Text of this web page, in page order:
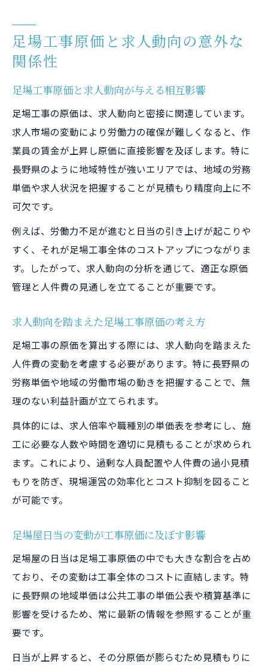
足場工事原価と求人動向の意外な
関係性
足場工事原価と求人動向が与える相互影響
足場工事の原価は、求人動向と密接に関連しています。
求人市場の変動により労働力の確保が難しくなると、作
業員の賃金が上昇し原価に直接影響を及ぼします。特に
長野県のように地域特性が強いエリアでは、地域の労務
単価や求人状況を把握することが見積もり精度向上に不
可欠です。
例えば、労働力不足が進むと日当の引き上げが起こりや
すく、それが足場工事全体のコストアップにつながりま
す。したがって、求人動向の分析を通じて、適正な原価
管理と人件費の見通しを立てることが重要です。
求人動向を踏まえた足場工事原価の考え方
足場工事の原価を算出する際には、求人動向を踏まえた
人件費の変動を考慮する必要があります。特に長野県の
労務単価や地域の労働市場の動きを把握することで、無
理のない利益計画が立てられます。
具体的には、求人倍率や職種別の単価表を参考にし、施
工に必要な人数や時間を適切に見積もることが求められ
ます。これにより、過剰な人員配置や人件費の過小見積
もりを防ぎ、現場運営の効率化とコスト抑制を図ること
が可能です。
足場屋日当の変動が工事原価に及ぼす影響
足場屋の日当は足場工事原価の中でも大きな割合を占め
ており、その変動は工事全体のコストに直結します。特
に長野県の地域単価は公共工事の単価公表や積算基準に
影響を受けるため、常に最新の情報を参照することが重
要です。
日当が上昇すると、その分原価が膨らむため見積もりに